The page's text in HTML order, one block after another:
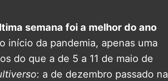
semana foi a melhor do ano
início da pandemia, apenas uma
do que a de 5 a 11 de maio de
: a de dezembro passado na